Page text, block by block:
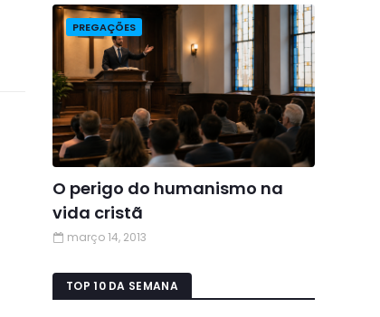
PREGAÇÕES
O perigo do humanismo na
vida cristã
março 14, 2013
TOP 10 DA SEMANA